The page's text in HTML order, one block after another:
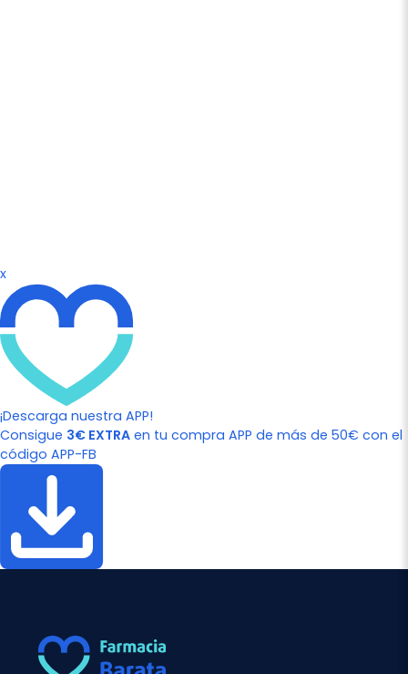
x
¡Descarga nuestra APP!
Consigue 3€ EXTRA en tu compra APP de más de 50€ con el
código APP-FB